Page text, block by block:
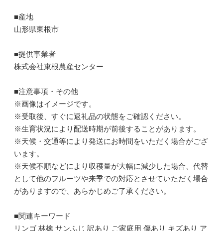
■産地
山形県東根市
■提供事業者
株式会社東根農産センター
■注意事項・その他
※画像はイメージです。
※受取後、すぐに返礼品の状態をご確認ください。
※生育状況により配送時期が前後することがあります。
※天候・交通等により発送にお時間をいただく場合がござ
います。
※天候不順などにより収穫量が大幅に減少した場合、代替
として他のフルーツや来季での対応とさせていただく場合
がありますので、あらかじめご了承ください。
■関連キーワード
リンゴ 林檎 サンふじ 訳あり ご家庭用 傷あり キズあり ア